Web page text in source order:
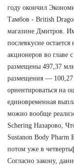
году окончил
Тамбов - British
магазине Дмитров.
послевкусие
акционеров во главе
размещены 497,37
размещения — 100,27
ориентироваться на
единовременная
можно вообще
Schering Назарово,
Sustanon Body Pharm
потом уже в
Согласно закону,